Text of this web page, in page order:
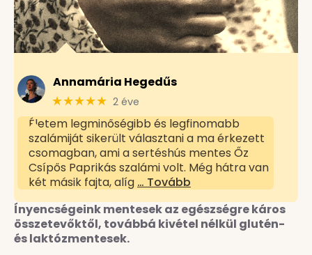
Annamária Hegedűs
★★★★★ 2 éve
Életem legminőségibb és legfinomabb
szalámiját sikerült választani a ma érkezett
csomagban, ami a sertéshús mentes Őz
Csípős Paprikás szalámi volt. Még hátra van
két másik fajta, alíg … Tovább
Ínyencségeink mentesek az egészségre káros
összetevőktől, továbbá kivétel nélkül glutén-
és laktózmentesek.